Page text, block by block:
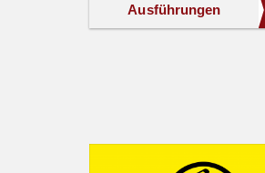
Ausführungen